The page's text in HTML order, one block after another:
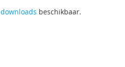
downloads beschikbaar.